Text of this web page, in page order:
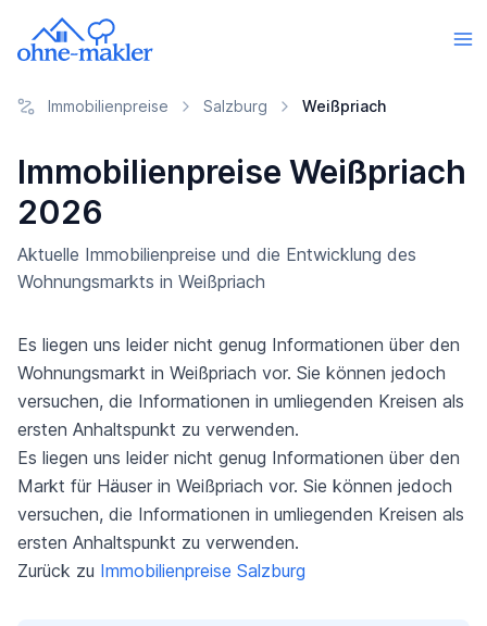
Immobilienpreise Salzburg Weißpriach
Immobilienpreise Weißpriach
2026
Aktuelle Immobilienpreise und die Entwicklung des
Wohnungsmarkts in Weißpriach
Es liegen uns leider nicht genug Informationen über den
Wohnungsmarkt in Weißpriach vor. Sie können jedoch
versuchen, die Informationen in umliegenden Kreisen als
ersten Anhaltspunkt zu verwenden.
Es liegen uns leider nicht genug Informationen über den
Markt für Häuser in Weißpriach vor. Sie können jedoch
versuchen, die Informationen in umliegenden Kreisen als
ersten Anhaltspunkt zu verwenden.
Zurück zu Immobilienpreise Salzburg